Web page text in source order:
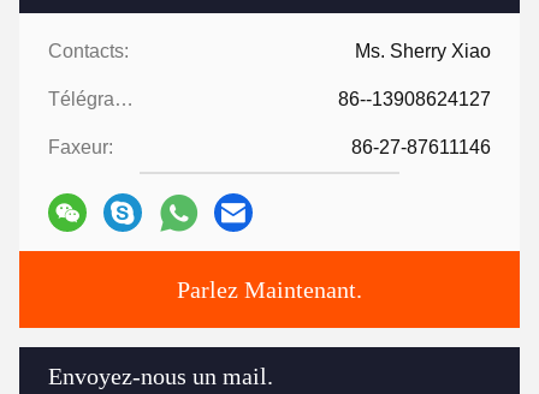
Contacts: Ms. Sherry Xiao
Télégramme: 86--13908624127
Faxeur: 86-27-87611146
Parlez Maintenant.
Envoyez-nous un mail.